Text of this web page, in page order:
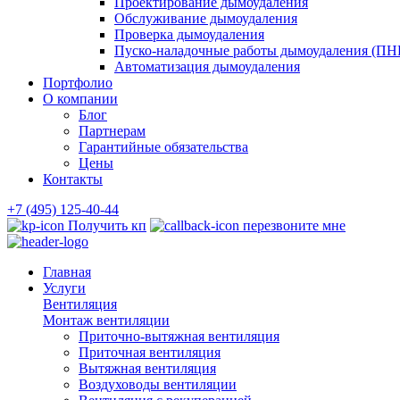
Обслуживание дымоудаления
Проверка дымоудаления
Пуско-наладочные работы дымоудаления
Автоматизация дымоудаления
Портфолио
О компании
Блог
Партнерам
Гарантийные обязательства
Цены
Контакты
+7 (495) 125-40-44
Получить кп
перезвоните мне
Главная
Услуги
Вентиляция
Монтаж вентиляции
Приточно-вытяжная вентиляция
Приточная вентиляция
Вытяжная вентиляция
Воздуховоды вентиляции